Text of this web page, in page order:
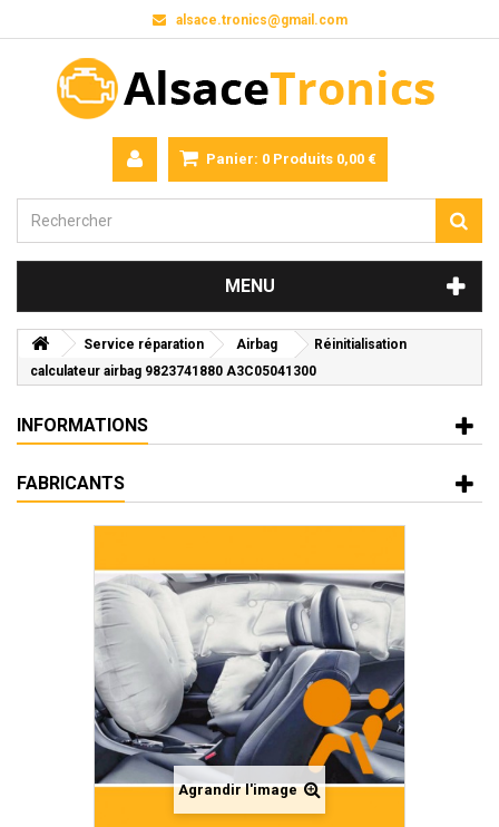
alsace.tronics@gmail.com
Panier: 0 Produits 0,00 €
MENU
Service réparation Airbag
Réinitialisation
calculateur airbag 9823741880 A3C05041300
INFORMATIONS
FABRICANTS
Agrandir l'image